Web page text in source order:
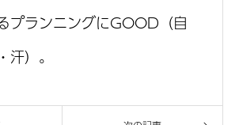
プランニングにGOOD（自
汗）。